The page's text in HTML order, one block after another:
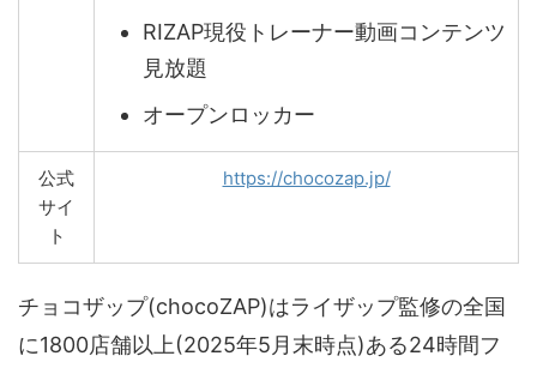
RIZAP現役トレーナー動画コンテンツ
見放題
オープンロッカー
公式
サイ
ト
https://chocozap.jp/
チョコザップ(chocoZAP)はライザップ監修の全国
に1800店舗以上(2025年5月末時点)ある24時間フ